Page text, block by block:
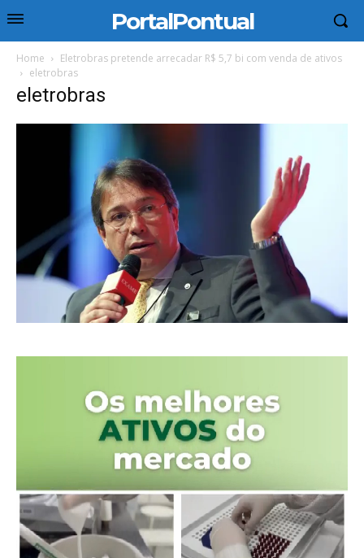
PortalPontual
Home
Eletrobras pretende arrecadar R$ 5,7 bi com venda de ativos
eletrobras
eletrobras